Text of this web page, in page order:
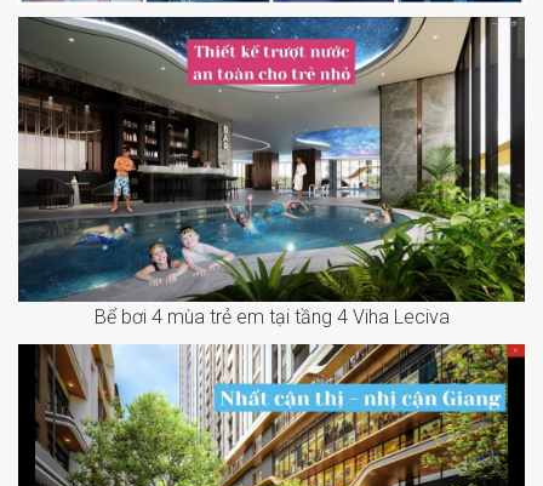
Bể bơi 4 mùa trẻ em tại tầng 4 Viha Leciva